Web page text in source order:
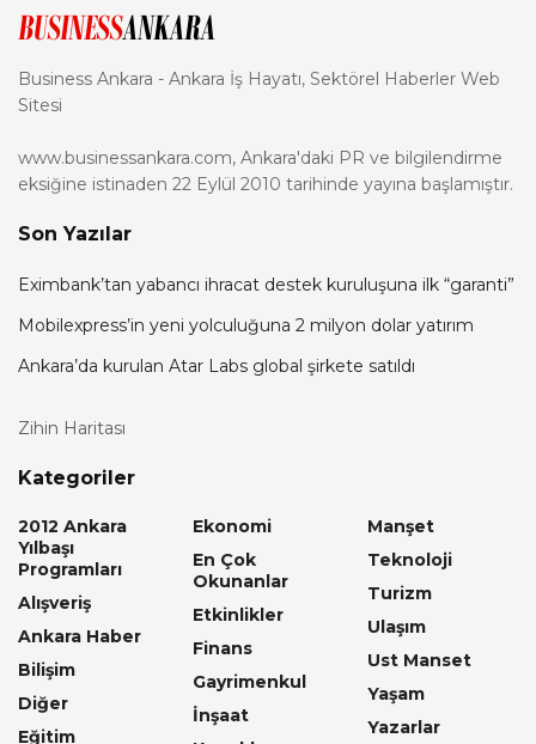
Business Ankara - Ankara İş Hayatı, Sektörel Haberler Web
Sitesi
www.businessankara.com, Ankara'daki PR ve bilgilendirme
eksiğine istinaden 22 Eylül 2010 tarihinde yayına başlamıştır.
Son Yazılar
Eximbank’tan yabancı ihracat destek kuruluşuna ilk “garanti”
Mobilexpress’in yeni yolculuğuna 2 milyon dolar yatırım
Ankara’da kurulan Atar Labs global şirkete satıldı
Zihin Haritası
Kategoriler
2012 Ankara
Yılbaşı
Programları
Alışveriş
Ankara Haber
Bilişim
Diğer
Eğitim
Ekonomi
En Çok
Okunanlar
Etkinlikler
Finans
Gayrimenkul
İnşaat
Manşet
Teknoloji
Turizm
Ulaşım
Ust Manset
Yaşam
Yazarlar